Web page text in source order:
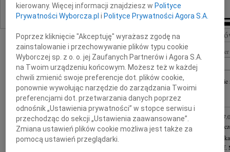
Szukaj
Imię i nazwisko lub numer
+
INNE NEKROLOGI
Asia Kułakowska
Asia Kułakowska 8
Małgorzata Kościelska
Z żalem żegnam
kierowany. Więcej informacji znajdziesz w Polityce
Prywatności Wyborcza.pl i Polityce Prywatności Agora S.A.
Poprzez kliknięcie "Akceptuję" wyrażasz zgodę na
zainstalowanie i przechowywanie plików typu cookie
Wyborczej sp. z o. o. jej Zaufanych Partnerów i Agora S.A.
na Twoim urządzeniu końcowym. Możesz też w każdej
chwili zmienić swoje preferencje dot. plików cookie,
ponownie wywołując narzędzie do zarządzania Twoimi
preferencjami dot. przetwarzania danych poprzez
odnośnik „Ustawienia prywatności” w stopce serwisu i
przechodząc do sekcji „Ustawienia zaawansowane”.
Zmiana ustawień plików cookie możliwa jest także za
pomocą ustawień przeglądarki.